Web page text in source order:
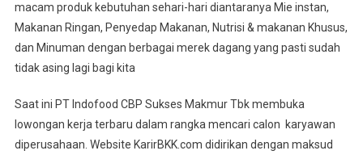
macam produk kebutuhan sehari-hari diantaranya Mie instan,
Makanan Ringan, Penyedap Makanan, Nutrisi & makanan Khusus,
dan Minuman dengan berbagai merek dagang yang pasti sudah
tidak asing lagi bagi kita
Saat ini PT Indofood CBP Sukses Makmur Tbk membuka
lowongan kerja terbaru dalam rangka mencari calon karyawan
diperusahaan. Website KarirBKK.com didirikan dengan maksud